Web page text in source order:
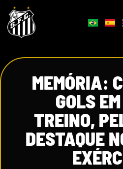
MEMÓRIA:
GOLS
TREINO,
DESTAQUE